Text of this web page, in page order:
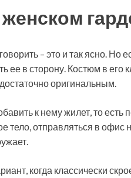
– это и так ясно. Но
ее в сторону. Костюм в его
оригинальным.
к нему жилет, то есть
тело, отправляться в офис
когда классически